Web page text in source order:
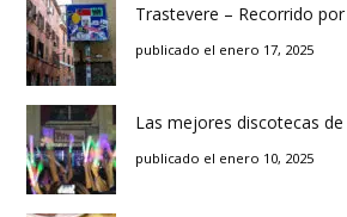
Trastevere – Recorrido
publicado el enero 17, 2025
Las mejores discotecas
publicado el enero 10, 2025